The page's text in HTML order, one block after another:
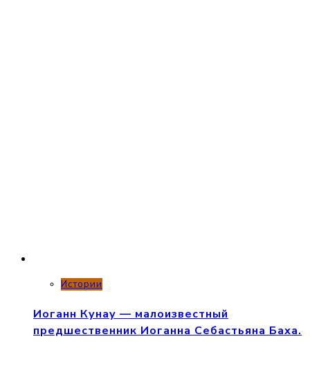
Истории
Иоганн Кунау — малоизвестный
предшественник Иоганна Себастьяна Баха.